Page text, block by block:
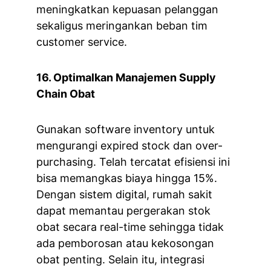
meningkatkan kepuasan pelanggan
sekaligus meringankan beban tim
customer service.
16. Optimalkan Manajemen Supply
Chain Obat
Gunakan software inventory untuk
mengurangi expired stock dan over-
purchasing. Telah tercatat efisiensi ini
bisa memangkas biaya hingga 15%.
Dengan sistem digital, rumah sakit
dapat memantau pergerakan stok
obat secara real-time sehingga tidak
ada pemborosan atau kekosongan
obat penting. Selain itu, integrasi